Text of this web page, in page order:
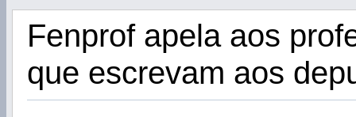
Fenprof apela aos
que escrevam aos